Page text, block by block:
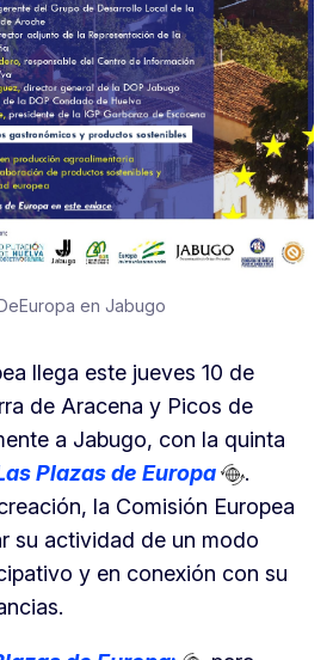
llega este jueves 10 de
de Aracena y Picos de
a Jabugo, con la quinta
Plazas de Europa
.
la Comisión Europea
su actividad de un modo
y en conexión con su
en Jabugo